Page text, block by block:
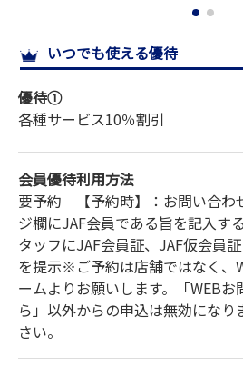
サイトマップ
いつでも使える優待
優待①
各種サービス10％割引
会員優待利用方法
要予約 【予約時】：お問い合わ
ジ欄にJAF会員である旨を記入す
タッフにJAF会員証、JAF仮会員
を提示※ご予約は店舗ではなく、
ームよりお願いします。「WEB
ら」以外からの申込は無効になり
さい。